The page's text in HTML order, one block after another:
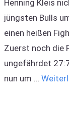
Henning Kleis
jüngsten Bulls
einen heißen
Zuerst noch die
ungefährdet
nun um …